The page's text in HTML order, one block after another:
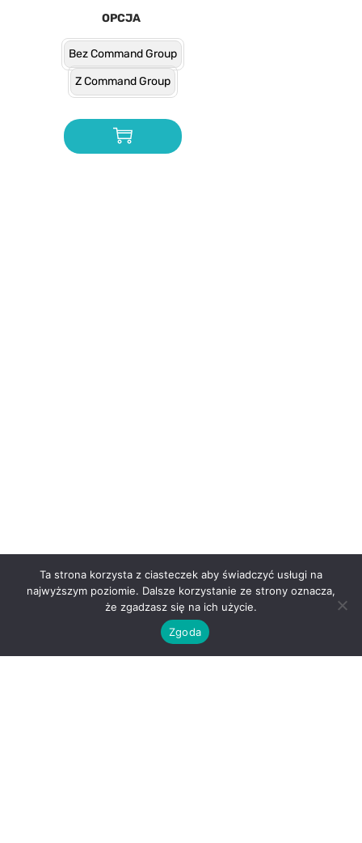
OPCJA
Bez Command Group
Z Command Group
Ta strona korzysta z ciasteczek aby świadczyć usługi na
najwyższym poziomie. Dalsze korzystanie ze strony oznacza,
że zgadzasz się na ich użycie.
Zgoda